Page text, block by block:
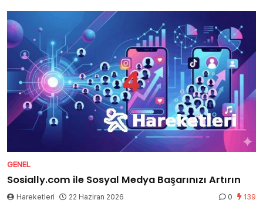
GENEL
Sosially.com ile Sosyal Medya Başarınızı Artırın
Hareketleri 22 Haziran 2026 0 139